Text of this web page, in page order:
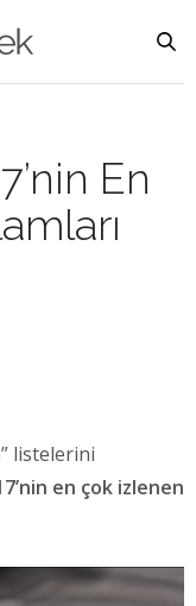
En
listelerini
en çok izlenen